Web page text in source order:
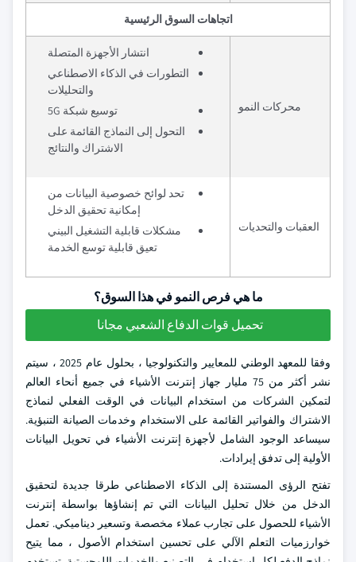
اتجاهات السوق الرئيسية
محركات النمو
انتشار الأجهزة المتصلة
التطورات في الذكاء الاصطناعي
والتحليلات
توسيع شبكة 5G
التحول إلى النماذج القائمة على
الاشتراك والنتائج
العقبات والتحديات
تحد لوائح خصوصية البيانات من
إمكانية تحقيق الدخل
مشكلات قابلية التشغيل البيني
تعيق قابلية توسع الخدمة
ما هي فرص النمو في هذا السوق؟
تحميل قوات الدفاع الشعبي مجانا
وفقا للمعهد الوطني للمعايير والتكنولوجيا ، بحلول عام 2025 ، سيتم
نشر أكثر من 75 مليار جهاز إنترنت الأشياء في جميع أنحاء العالم
لتمكين الشركات من استخدام البيانات في الوقت الفعلي لنماذج
الاشتراك والفواتير القائمة على الاستخدام وخدمات الصيانة التنبؤية.
سيساعد الوجود الشامل لأجهزة إنترنت الأشياء في تحويل البيانات
الأولية إلى تدفق إيرادات.
تفتح الرؤى المستندة إلى الذكاء الاصطناعي طرقا جديدة لتحقيق
الدخل من خلال تحليل البيانات التي تم إنشاؤها بواسطة إنترنت
الأشياء للحصول على تجارب عملاء مخصصة وتسعير ديناميكي. تعمل
خوارزميات التعلم الآلي على تحسين استخدام الأصول ، مما يتيح